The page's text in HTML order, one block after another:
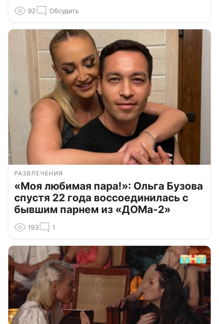
92 Обсудить
РАЗВЛЕЧЕНИЯ
«Моя любимая пара!»: Ольга Бузова
спустя 22 года воссоединилась с
бывшим парнем из «ДОМа-2»
193 1